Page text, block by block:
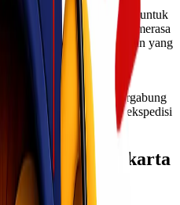
teknologi terkini untuk
time. Pelanggan dapat merasa
berada dalam tangan yang
pelayanan, kami terus
pelanggan. Mari bergabung
telah mempercayakan ekspedisi
Murah Jakarta